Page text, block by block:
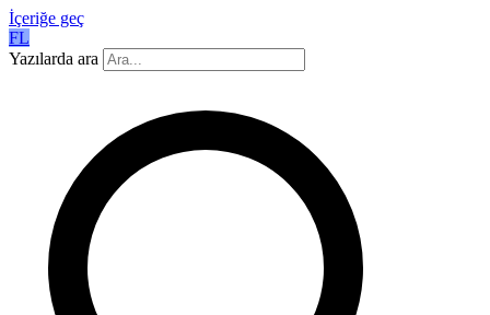
İçeriğe geç
FL
Yazılarda ara